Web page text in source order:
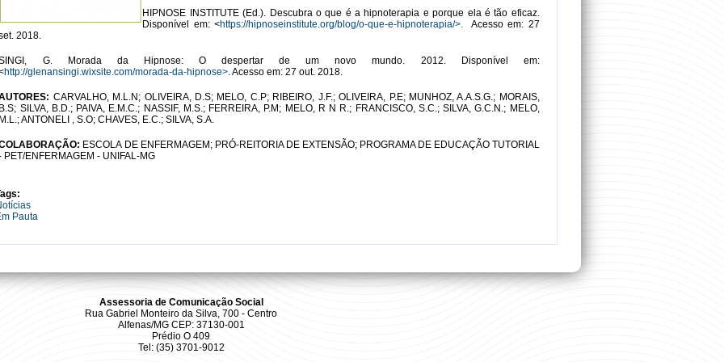
HIPNOSE INSTITUTE (Ed.). Descubra o que é a hipnoterapia e porque ela é tão eficaz.
Disponível em: <https://hipnoseinstitute.org/blog/o-que-e-hipnoterapia/>.
Acesso em: 27
2018.
G. Morada da Hipnose: O despertar de um novo mundo. 2012. Disponível em:
http://glenansingi.wixsite.com/morada-da-hipnose> . Acesso em: 27 out. 2018.
CARVALHO, M.L.N; OLIVEIRA, D.S; MELO, C.P; RIBEIRO, J.F.; OLIVEIRA, P.E; MUNHOZ, A.A.S.G.; MORAIS,
SILVA, B.D.; PAIVA, E.M.C.; NASSIF, M.S.; FERREIRA, P.M; MELO, R N R.; FRANCISCO, S.C.; SILVA, G.C.N.; MELO,
ANTONELI , S.O; CHAVES, E.C.; SILVA, S.A.
ESCOLA DE ENFERMAGEM; PRÓ-REITORIA DE EXTENSÃO; PROGRAMA DE EDUCAÇÃO TUTORIAL
PET/ENFERMAGEM - UNIFAL-MG
Pauta
Assessoria de Comunicação Social
Rua Gabriel Monteiro da Silva, 700 - Centro
Alfenas/MG CEP: 37130-001
Prédio O 409
Tel: (35) 3701-9012